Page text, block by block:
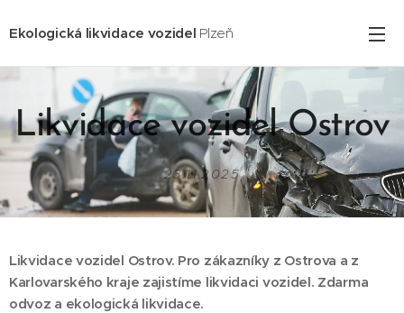
Ekologická likvidace vozidel Plzeň
Likvidace vozidel Ostrov
23.11.2025
Likvidace vozidel Ostrov. Pro zákazníky z Ostrova a z
Karlovarského kraje zajistíme likvidaci vozidel. Zdarma
odvoz a ekologická likvidace.